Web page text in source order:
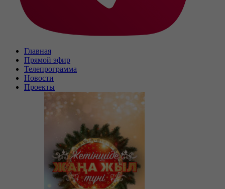
Главная
Прямой эфир
Телепрограмма
Новости
Проекты